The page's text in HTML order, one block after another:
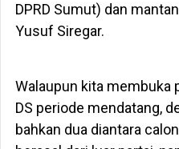
DPRD Sumut) dan
Yusuf Siregar.
Walaupun kita membuka
DS periode mendatang,
bahkan dua diantara